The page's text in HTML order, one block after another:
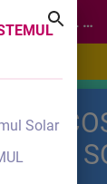
Solar
SISTEMUL